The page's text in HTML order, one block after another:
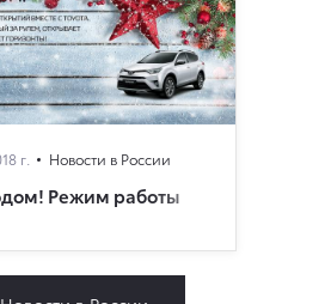
г. Новости в России
Режим работы